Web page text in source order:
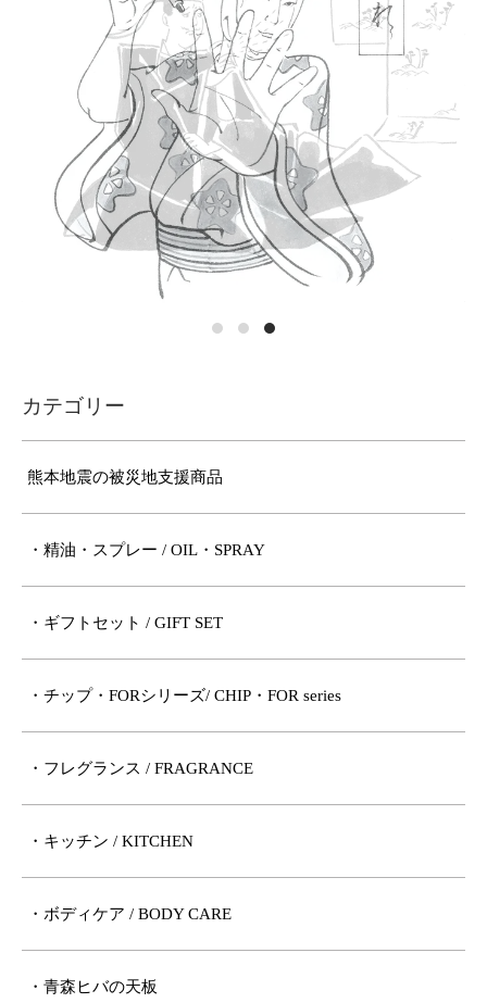
カテゴリー
熊本地震の被災地支援商品
・精油・スプレー / OIL・SPRAY
・ギフトセット / GIFT SET
・チップ・FORシリーズ/ CHIP・FOR series
・フレグランス / FRAGRANCE
・キッチン / KITCHEN
・ボディケア / BODY CARE
・青森ヒバの天板